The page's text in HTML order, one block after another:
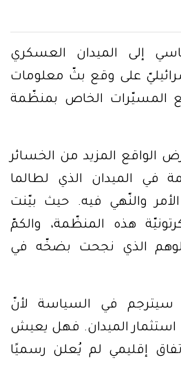
إلى الميدان العسكري
على وقع بثّ معلومات
المسيّرات الخاص بمنظّمة
الواقع المزيد من الخسائر
في الميدان الذي لطالما
والنّهي فيه. حيث بيّنت
هذه المنظّمة، والكمّ
الذي نجحت بضخّه في
سيترجم في السياسة لأنّ
استثمار الميدان. فهل يعيش
إقليمي لم يُعلن رسميًا